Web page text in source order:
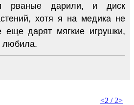
рваные дарили, и диск
хотя я на медика не
еще дарят мягкие игрушки,
любила.
<2 / 2>